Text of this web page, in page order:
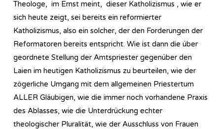
Theologe, im Ernst meint, dieser Katholizismus , wie er
sich heute zeigt, sei bereits ein reformierter
Katholizismus, also ein solcher, der den Forderungen der
Reformatoren bereits entspricht. Wie ist dann die über
geordnete Stellung der Amtspriester gegenüber den
Laien im heutigen Katholizismus zu beurteilen, wie der
zögerliche Umgang mit dem allgemeinen Priestertum
ALLER Gläubigen, wie die immer noch vorhandene Praxis
des Ablasses, wie die Unterdrückung echter
theologischer Pluralität, wie der Ausschluss von Frauen